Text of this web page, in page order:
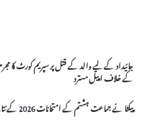
جائیداد کے لیے والد کے قتل پر سپریم کورٹ کا
کے خلاف اپیل مسترد
پیکٹا نے جماعت ہشتم کے امتحانات 2026 کے نتائج کا اعلان کر دیا